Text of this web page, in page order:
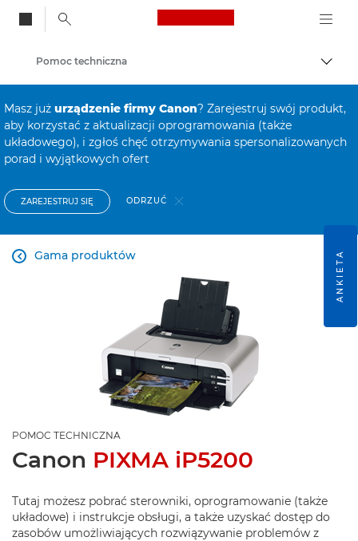
Canon Logo, back
Pomoc techniczna
Masz już urządzenie firmy Canon? Zarejestruj swój produkt,
aby korzystać z aktualizacji oprogramowania (także
układowego), i zgłoś chęć otrzymywania spersonalizowanych
porad i wyjątkowych ofert
ZAREJESTRUJ SIĘ ODRZUĆ
Gama produktów

POMOC TECHNICZNA
Canon PIXMA iP5200
Tutaj możesz pobrać sterowniki, oprogramowanie (także
układowe) i instrukcje obsługi, a także uzyskać dostęp do
zasobów umożliwiających rozwiązywanie problemów z
ANKIETA